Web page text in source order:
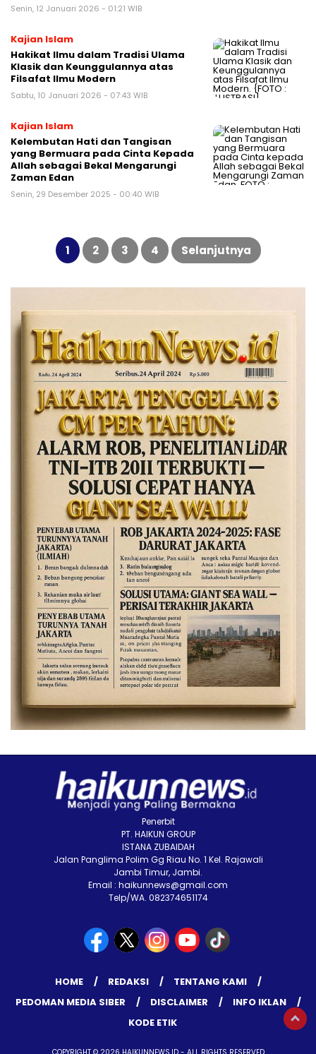
Senin, 12 Januari 2026 - 01:21 WIB
Kajian Islam
Hakikat Ilmu dalam Tradisi Ulama
Klasik dan Keunggulannya atas
Filsafat Ilmu Modern
Sabtu, 10 Januari 2026 - 07:43 WIB
Kajian Islam
Kelembutan Hati dan Tangisan
yang Bermuara pada Cinta Kepada
Allah sebagai Bekal Mengarungi
Zaman Edan
Senin, 29 Desember 2025 - 00:40 WIB
Paginasi
1 2 3 4 Selanjutnya
Penerbit
PT. HAIKUN GROUP
ISTANA ZUBAIDAH
Jalan Panglima Polim Gg Riau No. 1 Kel. Rajawali
Jambi Timur, Jambi.
Email : haikunnews@gmail.com
Telp/WA. 082374651174
HOME REDAKSI
TENTANG KAMI
PEDOMAN MEDIA SIBER
DISCLAIMER
INFO IKLAN
KODE ETIK